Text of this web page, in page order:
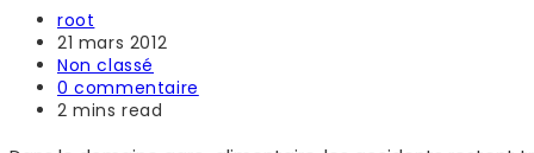
Auteur/autrice
de
la
publication :
root
Publication
publiée :
21 mars 2012
Post
category:
Non classé
Commentaires
de
0 commentaire
Temps
2 mins read